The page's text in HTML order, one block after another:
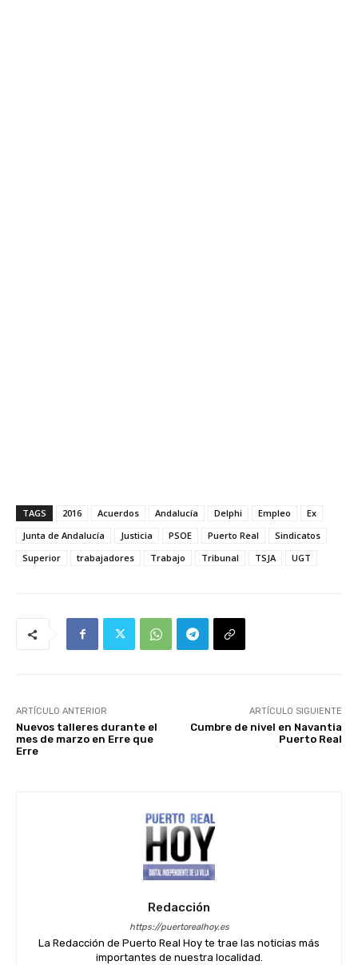
TAGS 2016 Acuerdos Andalucía Delphi Empleo
Ex
Junta de Andalucía
Justicia PSOE Puerto Real
Sindicatos
Superior
trabajadores Trabajo Tribunal TSJA UGT
ARTÍCULO ANTERIOR
Nuevos talleres durante el
mes de marzo en Erre que
Erre
ARTÍCULO SIGUIENTE
Cumbre de nivel en Navantia
Puerto Real
Redacción
https://puertorealhoy.es
La Redacción de Puerto Real Hoy te trae las noticias más
importantes de nuestra localidad.